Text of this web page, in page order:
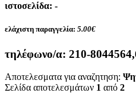
ιστοσελίδα: -
ελάχιστη παραγγελία: 5.00€
τηλέφωνο/α: 210-
Αποτελεσματα για αναζητηση:
Σελίδα αποτελεσμάτων 1 από 2